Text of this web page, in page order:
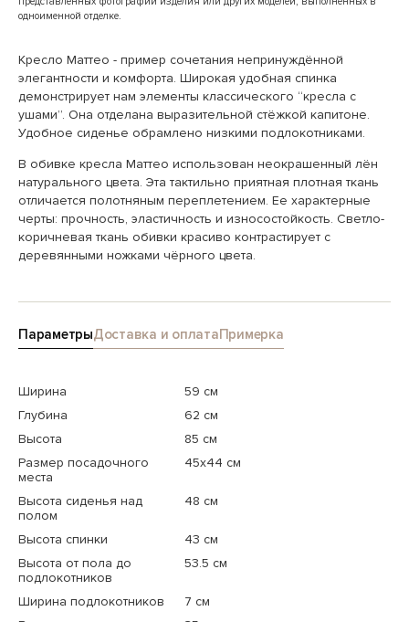
одноименной отделке.
Кресло Маттео - пример сочетания непринуждённой
элегантности и комфорта. Широкая удобная спинка
демонстрирует нам элементы классического “кресла с
ушами”. Она отделана выразительной стёжкой капитоне.
Удобное сиденье обрамлено низкими подлокотниками.
В обивке кресла Маттео использован неокрашенный лён
натурального цвета. Эта тактильно приятная плотная ткань
отличается полотняным переплетением. Ее характерные
черты: прочность, эластичность и износостойкость. Светло-
коричневая ткань обивки красиво контрастирует с
деревянными ножками чёрного цвета.
ПараметрыДоставка и оплатаПримерка
Ширина
59 см
Глубина
62 см
Высота
85 см
Размер посадочного
места
45x44 см
Высота сиденья над
полом
48 см
Высота спинки
43 см
Высота от пола до
подлокотников
53.5 см
Ширина подлокотников
7 см